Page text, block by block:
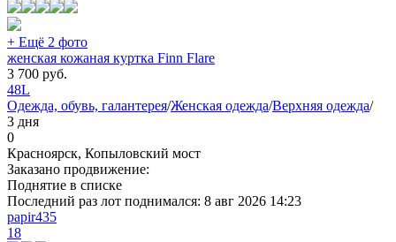
+ Ещё 2 фото
женская кожаная куртка Finn Flare
3 700 руб.
48L
Одежда, обувь, галантерея/Женская одежда/Верхняя одежда/
3 дня
0
Красноярск, Копыловский мост
Заказано продвижение:
Поднятие в списке
Последний раз лот поднимался: 8 авг 2026 14:23
papir435
18